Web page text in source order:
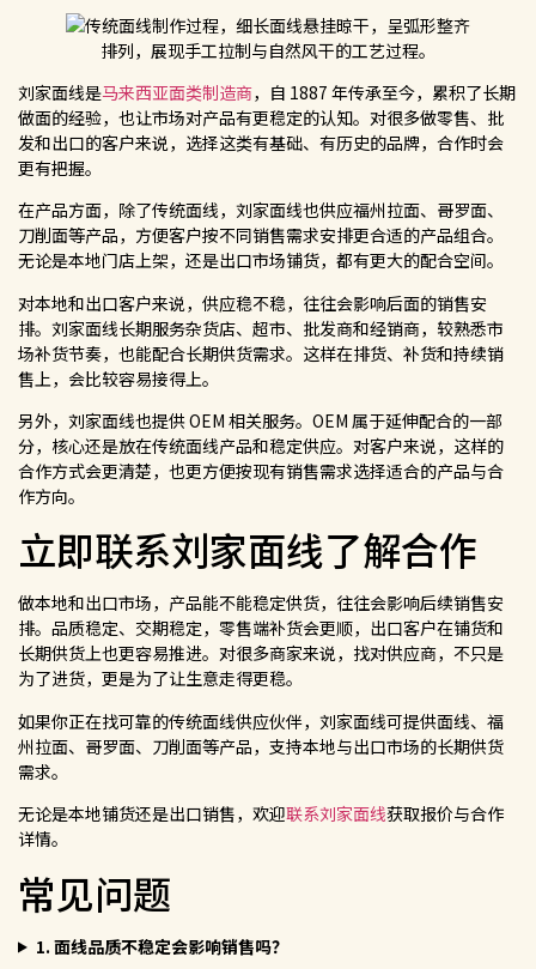
刘家面线是马来西亚面类制造商，自 1887 年传承至今，累积了长期
做面的经验，也让市场对产品有更稳定的认知。对很多做零售、批
发和出口的客户来说，选择这类有基础、有历史的品牌，合作时会
更有把握。
在产品方面，除了传统面线，刘家面线也供应福州拉面、哥罗面、
刀削面等产品，方便客户按不同销售需求安排更合适的产品组合。
无论是本地门店上架，还是出口市场铺货，都有更大的配合空间。
对本地和出口客户来说，供应稳不稳，往往会影响后面的销售安
排。刘家面线长期服务杂货店、超市、批发商和经销商，较熟悉市
场补货节奏，也能配合长期供货需求。这样在排货、补货和持续销
售上，会比较容易接得上。
另外，刘家面线也提供 OEM 相关服务。OEM 属于延伸配合的一部
分，核心还是放在传统面线产品和稳定供应。对客户来说，这样的
合作方式会更清楚，也更方便按现有销售需求选择适合的产品与合
作方向。
立即联系刘家面线了解合作
做本地和出口市场，产品能不能稳定供货，往往会影响后续销售安
排。品质稳定、交期稳定，零售端补货会更顺，出口客户在铺货和
长期供货上也更容易推进。对很多商家来说，找对供应商，不只是
为了进货，更是为了让生意走得更稳。
如果你正在找可靠的传统面线供应伙伴，刘家面线可提供面线、福
州拉面、哥罗面、刀削面等产品，支持本地与出口市场的长期供货
需求。
无论是本地铺货还是出口销售，欢迎联系刘家面线获取报价与合作
详情。
常见问题
1. 面线品质不稳定会影响销售吗？